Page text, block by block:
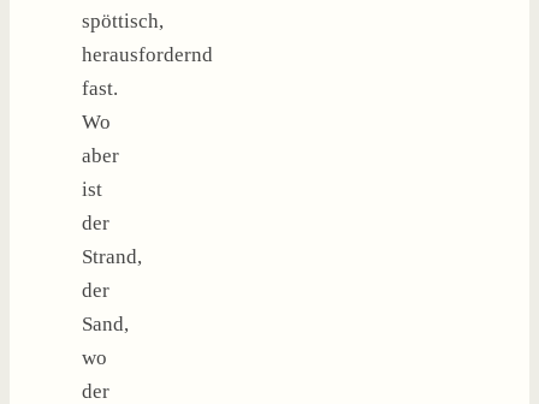
spöttisch,
herausfordernd
fast.
Wo
aber
ist
der
Strand,
der
Sand,
wo
der